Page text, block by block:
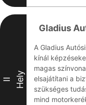
II Hely
Gladius
A Gladius
kínál
magas
elsajátítani a
szükséges
mind